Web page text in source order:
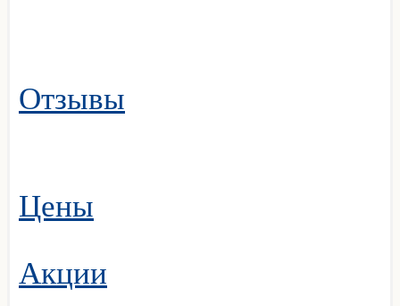
Отзывы
Цены
Акции